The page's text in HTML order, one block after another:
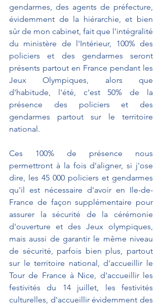
gendarmes, des agents de préfecture,
évidemment de la hiérarchie, et bien
sûr de mon cabinet, fait que l'intégralité
du ministère de l'Intérieur, 100% des
policiers et des gendarmes seront
présents partout en France pendant les
Jeux Olympiques, alors que
d'habitude, l'été, c'est 50% de la
présence des policiers et des
gendarmes partout sur le territoire
national.
Ces 100% de présence nous
permettront à la fois d'aligner, si j'ose
dire, les 45 000 policiers et gendarmes
qu'il est nécessaire d'avoir en Ile-de-
France de façon supplémentaire pour
assurer la sécurité de la cérémonie
d'ouverture et des Jeux olympiques,
mais aussi de garantir le même niveau
de sécurité, parfois bien plus, partout
sur le territoire national, d'accueillir le
Tour de France à Nice, d'accueillir les
festivités du 14 juillet, les festivités
culturelles, d'accueillir évidemment des